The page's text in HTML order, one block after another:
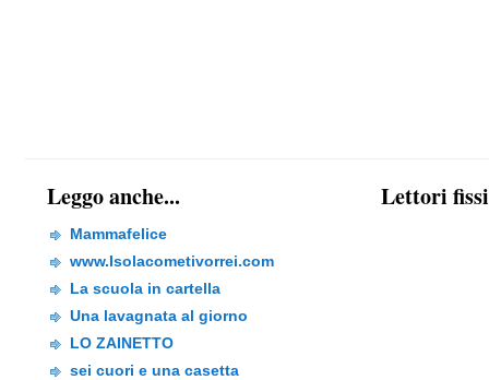
Leggo anche...
Mammafelice
www.Isolacometivorrei.com
La scuola in cartella
Una lavagnata al giorno
LO ZAINETTO
sei cuori e una casetta
Lettori fissi